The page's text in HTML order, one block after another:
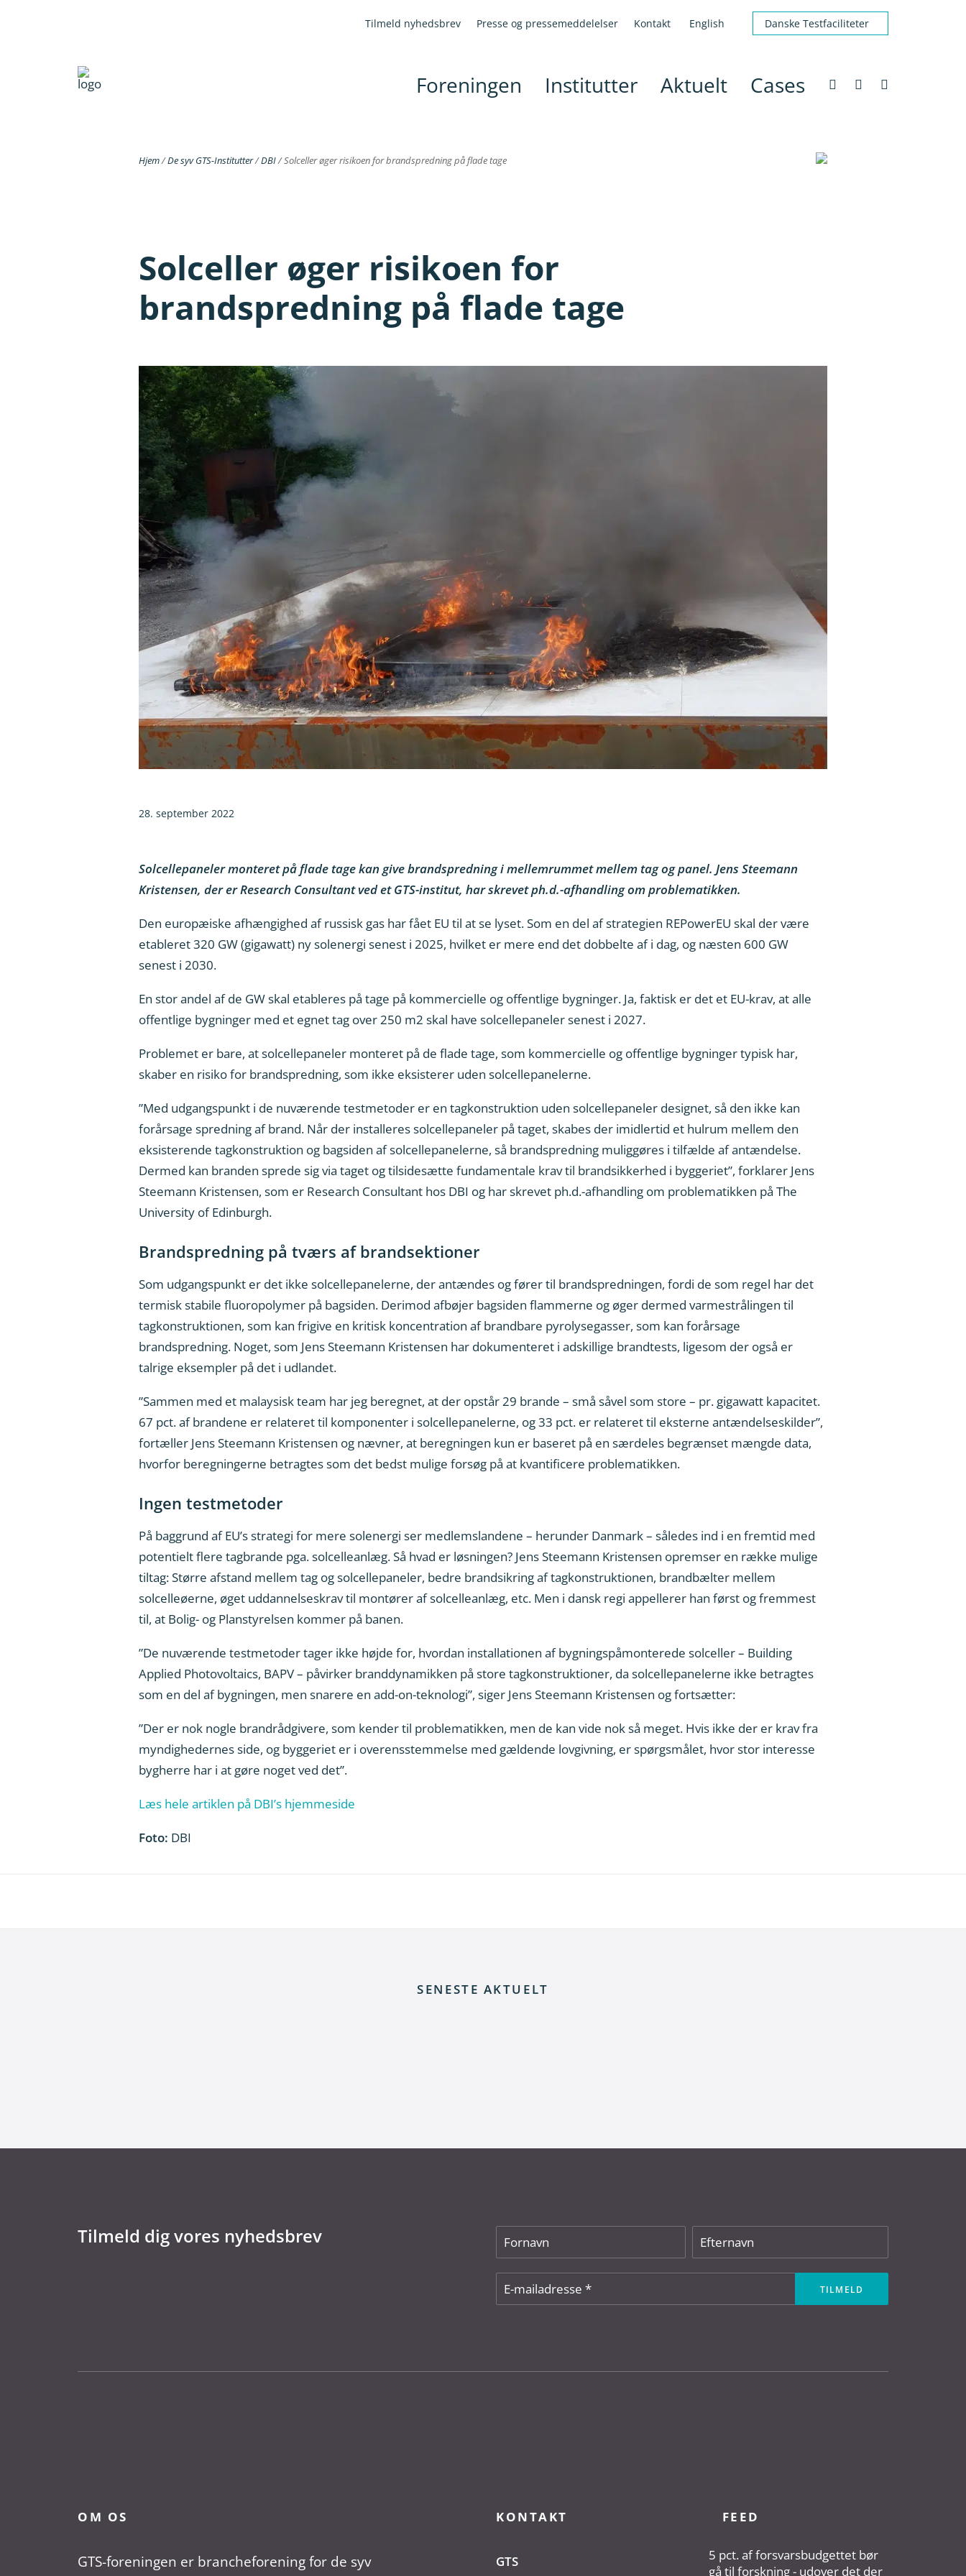
Tilmeld nyhedsbrev Presse og pressemeddelelser Kontakt English Danske Testfaciliteter
Foreningen Institutter Aktuelt Cases
Hjem/De syv GTS-Institutter/DBI/Solceller øger risikoen for brandspredning på flade tage
Solceller øger risikoen for
brandspredning på flade tage
28. september 2022
Solcellepaneler monteret på flade tage kan give brandspredning i mellemrummet mellem tag og panel. Jens Steemann
Kristensen, der er Research Consultant ved et GTS-institut, har skrevet ph.d.-afhandling om problematikken.
Den europæiske afhængighed af russisk gas har fået EU til at se lyset. Som en del af strategien REPowerEU skal der være
etableret 320 GW (gigawatt) ny solenergi senest i 2025, hvilket er mere end det dobbelte af i dag, og næsten 600 GW
senest i 2030.
En stor andel af de GW skal etableres på tage på kommercielle og offentlige bygninger. Ja, faktisk er det et EU-krav, at alle
offentlige bygninger med et egnet tag over 250 m2 skal have solcellepaneler senest i 2027.
Problemet er bare, at solcellepaneler monteret på de flade tage, som kommercielle og offentlige bygninger typisk har,
skaber en risiko for brandspredning, som ikke eksisterer uden solcellepanelerne.
”Med udgangspunkt i de nuværende testmetoder er en tagkonstruktion uden solcellepaneler designet, så den ikke kan
forårsage spredning af brand. Når der installeres solcellepaneler på taget, skabes der imidlertid et hulrum mellem den
eksisterende tagkonstruktion og bagsiden af solcellepanelerne, så brandspredning muliggøres i tilfælde af antændelse.
Dermed kan branden sprede sig via taget og tilsidesætte fundamentale krav til brandsikkerhed i byggeriet”, forklarer Jens
Steemann Kristensen, som er Research Consultant hos DBI og har skrevet ph.d.-afhandling om problematikken på The
University of Edinburgh.
Brandspredning på tværs af brandsektioner
Som udgangspunkt er det ikke solcellepanelerne, der antændes og fører til brandspredningen, fordi de som regel har det
termisk stabile fluoropolymer på bagsiden. Derimod afbøjer bagsiden flammerne og øger dermed varmestrålingen til
tagkonstruktionen, som kan frigive en kritisk koncentration af brandbare pyrolysegasser, som kan forårsage
brandspredning. Noget, som Jens Steemann Kristensen har dokumenteret i adskillige brandtests, ligesom der også er
talrige eksempler på det i udlandet.
”Sammen med et malaysisk team har jeg beregnet, at der opstår 29 brande – små såvel som store – pr. gigawatt kapacitet.
67 pct. af brandene er relateret til komponenter i solcellepanelerne, og 33 pct. er relateret til eksterne antændelseskilder”,
fortæller Jens Steemann Kristensen og nævner, at beregningen kun er baseret på en særdeles begrænset mængde data,
hvorfor beregningerne betragtes som det bedst mulige forsøg på at kvantificere problematikken.
Ingen testmetoder
På baggrund af EU’s strategi for mere solenergi ser medlemslandene – herunder Danmark – således ind i en fremtid med
potentielt flere tagbrande pga. solcelleanlæg. Så hvad er løsningen? Jens Steemann Kristensen opremser en række mulige
tiltag: Større afstand mellem tag og solcellepaneler, bedre brandsikring af tagkonstruktionen, brandbælter mellem
solcelleøerne, øget uddannelseskrav til montører af solcelleanlæg, etc. Men i dansk regi appellerer han først og fremmest
til, at Bolig- og Planstyrelsen kommer på banen.
”De nuværende testmetoder tager ikke højde for, hvordan installationen af bygningspåmonterede solceller – Building
Applied Photovoltaics, BAPV – påvirker branddynamikken på store tagkonstruktioner, da solcellepanelerne ikke betragtes
som en del af bygningen, men snarere en add-on-teknologi”, siger Jens Steemann Kristensen og fortsætter:
”Der er nok nogle brandrådgivere, som kender til problematikken, men de kan vide nok så meget. Hvis ikke der er krav fra
myndighedernes side, og byggeriet er i overensstemmelse med gældende lovgivning, er spørgsmålet, hvor stor interesse
bygherre har i at gøre noget ved det”.
Læs hele artiklen på DBI’s hjemmeside
Foto: DBI
SENESTE AKTUELT
Tilmeld dig vores nyhedsbrev
OM OS
GTS-foreningen er brancheforening for de syv
KONTAKT
GTS
FEED
5 pct. af forsvarsbudgettet bør
gå til forskning - udover det der